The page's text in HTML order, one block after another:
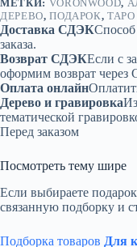
МЕТКИ: VORONWOOD,
ДЕРЕВО,ПОДАРОК,ТАРО
Доставка СДЭКСпособ
заказа.
Возврат СДЭКЕсли с
оформим возврат через
Оплата онлайн
Дерево и гравировка
тематической
Перед заказом
Посмотреть тему шире
Если выбираете
связанную подборку и
Подборка товаров Для